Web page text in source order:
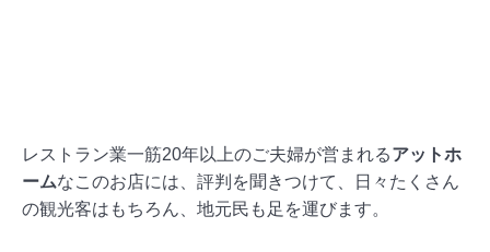
レストラン業一筋20年以上のご夫婦が営まれるアットホ
ームなこのお店には、評判を聞きつけて、日々たくさん
の観光客はもちろん、地元民も足を運びます。